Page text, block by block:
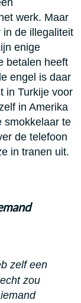
werk. Maar
in de illegaliteit
enige
betalen heeft
engel is daar
in Turkije voor
in Amerika
smokkelaar te
de telefoon
in tranen uit.
zelf een
zou